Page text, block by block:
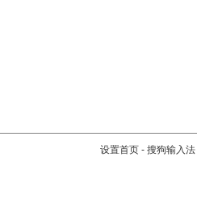
设置首页 - 搜狗输入法